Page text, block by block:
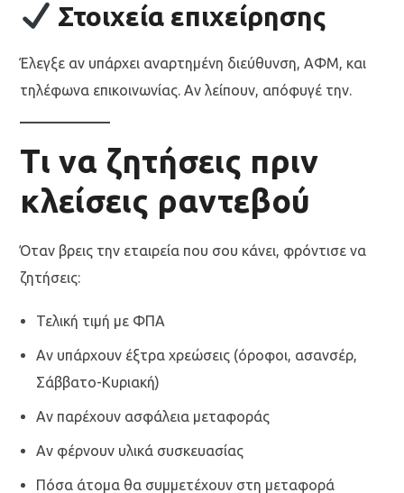
Στοιχεία επιχείρησης
Έλεγξε αν υπάρχει αναρτημένη διεύθυνση, ΑΦΜ, και
τηλέφωνα επικοινωνίας. Αν λείπουν, απόφυγέ την.
Τι να ζητήσεις πριν
κλείσεις ραντεβού
Όταν βρεις την εταιρεία που σου κάνει, φρόντισε να
ζητήσεις:
Τελική τιμή με ΦΠΑ
Αν υπάρχουν έξτρα χρεώσεις (όροφοι, ασανσέρ,
Σάββατο-Κυριακή)
Αν παρέχουν ασφάλεια μεταφοράς
Αν φέρνουν υλικά συσκευασίας
Πόσα άτομα θα συμμετέχουν στη μεταφορά